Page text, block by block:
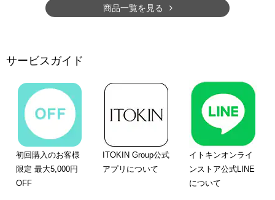
商品一覧を見る
サービスガイド
初回購入のお客様
限定 最大5,000円
OFF
ITOKIN Group公式
アプリについて
イトキンオンライ
ンストア公式LINE
について